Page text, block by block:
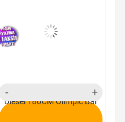
Diesel 180CM Olimpic Bar
yeni
ürün